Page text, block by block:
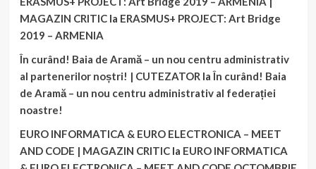
MAGAZIN CRITICla ERASMUS+ PROJECT: Art Bridge
2019 – ARMENIA
În curând! Baia de Aramă – un nou centru administrativ
al partenerilor noștri! | CUTEZATOR laÎn curând! Baia
de Aramă – un nou centru administrativ al federației
noastre!
EURO INFORMATICA & EURO ELECTRONICA – MEET
AND CODE | MAGAZIN CRITICla EURO INFORMATICA